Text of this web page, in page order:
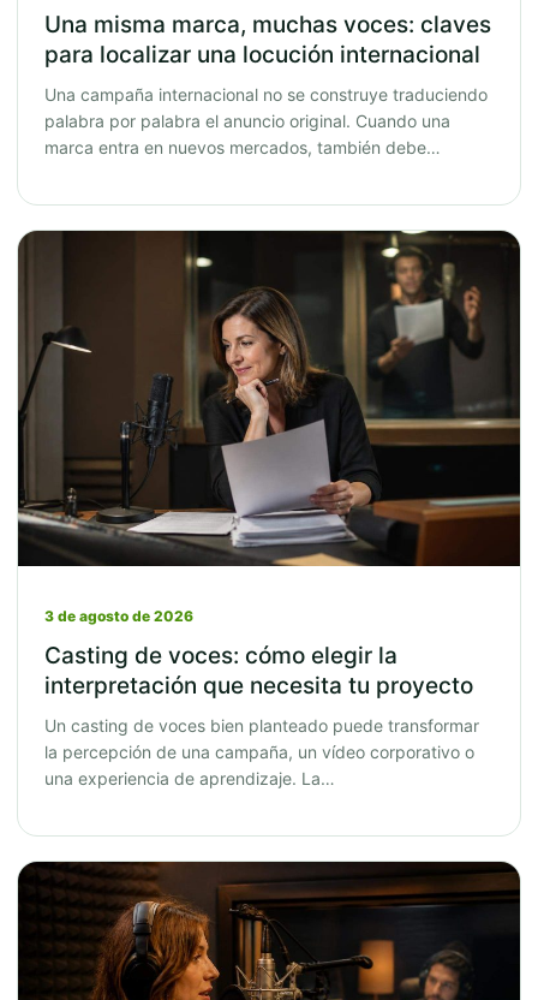
Una misma marca, muchas voces: claves
para localizar una locución internacional
Una campaña internacional no se construye traduciendo
palabra por palabra el anuncio original. Cuando una
marca entra en nuevos mercados, también debe…
3 de agosto de 2026
Casting de voces: cómo elegir la
interpretación que necesita tu proyecto
Un casting de voces bien planteado puede transformar
la percepción de una campaña, un vídeo corporativo o
una experiencia de aprendizaje. La…